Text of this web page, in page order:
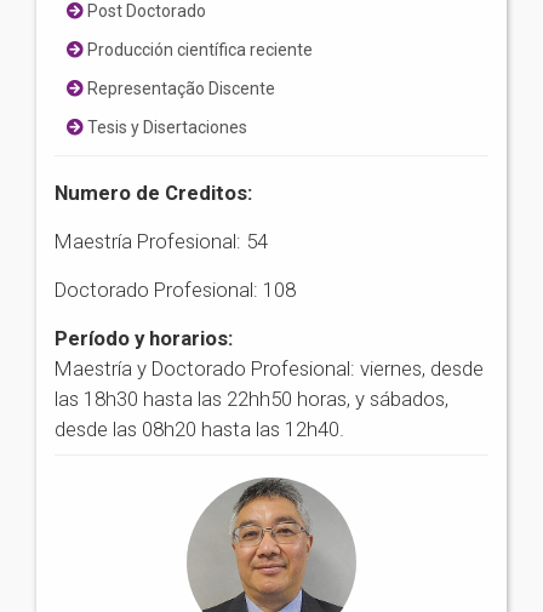
Post Doctorado
Producción científica reciente
Representação Discente
Tesis y Disertaciones
Numero de Creditos:
Maestría Profesional: 54
Doctorado Profesional: 108
Período y horarios:
Maestría y Doctorado Profesional: viernes, desde
las 18h30 hasta las 22hh50 horas, y sábados,
desde las 08h20 hasta las 12h40.